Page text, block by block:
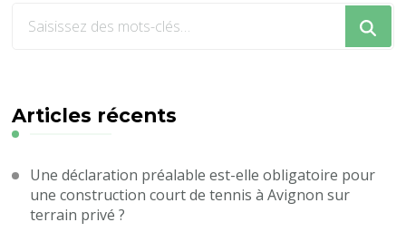
?
Articles récents
Une déclaration préalable est-elle obligatoire pour
une construction court de tennis à Avignon sur
terrain privé ?